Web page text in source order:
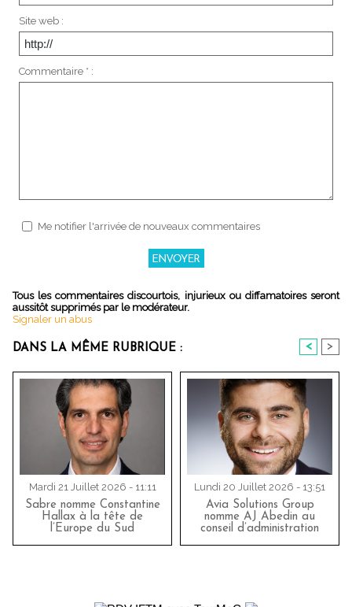
Site web :
Commentaire * :
Me notifier l'arrivée de nouveaux commentaires
Tous les commentaires discourtois, injurieux ou diffamatoires seront
aussitôt supprimés par le modérateur.
Signaler un abus
DANS LA MÊME RUBRIQUE : < >
Mardi 21 Juillet 2026 - 11:11
Sabre nomme Constantine
Hallax à la tête de
l’Europe du Sud
Lundi 20 Juillet 2026 - 13:51
Avia Solutions Group
nomme AJ Abedin au
conseil d’administration